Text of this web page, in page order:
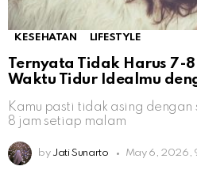
KESEHATAN LIFESTYLE
Ternyata Tidak Harus 7-
Waktu Tidur Idealmu
Kamu pasti tidak asing
8 jam setiap malam
by Jati Sunarto May 6, 2026,